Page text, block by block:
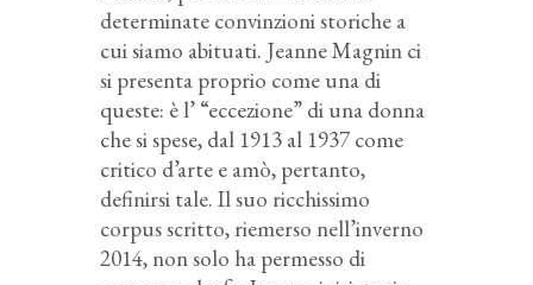
determinate convinzioni storiche a
cui siamo abituati. Jeanne Magnin ci
si presenta proprio come una di
queste: è l’ “eccezione” di una donna
che si spese, dal 1913 al 1937 come
critico d’arte e amò, pertanto,
definirsi tale. Il suo ricchissimo
corpus scritto, riemerso nell’inverno
2014, non solo ha permesso di